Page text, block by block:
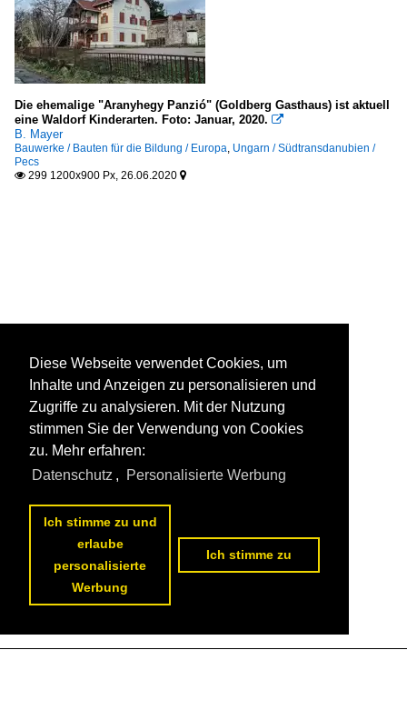
Die ehemalige "Aranyhegy Panzió" (Goldberg Gasthaus) ist aktuell
eine Waldorf Kinderarten. Foto: Januar, 2020. 
B. Mayer
Bauwerke / Bauten für die Bildung / Europa, Ungarn / Südtransdanubien /
Pecs
 299 1200x900 Px, 26.06.2020 
Diese Webseite verwendet Cookies, um
Inhalte und Anzeigen zu personalisieren und
Zugriffe zu analysieren. Mit der Nutzung
stimmen Sie der Verwendung von Cookies
zu. Mehr erfahren:
Datenschutz , Personalisierte Werbung
Ich stimme zu und
erlaube
personalisierte
Werbung
Ich stimme zu